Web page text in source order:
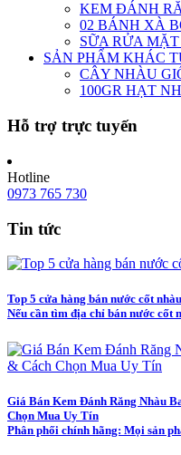
KEM ĐÁNH
02 BÁNH XÀ
SỮA RỬA
SẢN PHẨM KHÁC
CÂY NHÀU
100GR HẠT
Hỗ trợ trực tuyến
Hotline
0973 765 730
Tin tức
Top 5 cửa hàng bán nước cốt
Nếu cần tìm địa chỉ bán nước cốt
Giá Bán Kem Đánh Răng Nhàu
Chọn Mua Uy Tín
Phân phối chính hãng: Mọi sản